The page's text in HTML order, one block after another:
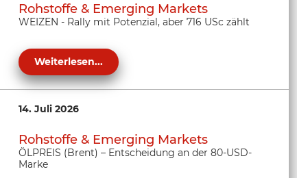
Rohstoffe & Emerging Markets
WEIZEN - Rally mit Potenzial, aber 716 USc zählt
Weiterlesen...
14. Juli 2026
Rohstoffe & Emerging Markets
ÖLPREIS (Brent) – Entscheidung an der 80-USD-
Marke